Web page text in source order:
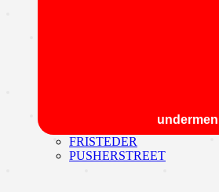
FRISTEDER
PUSHERSTREET